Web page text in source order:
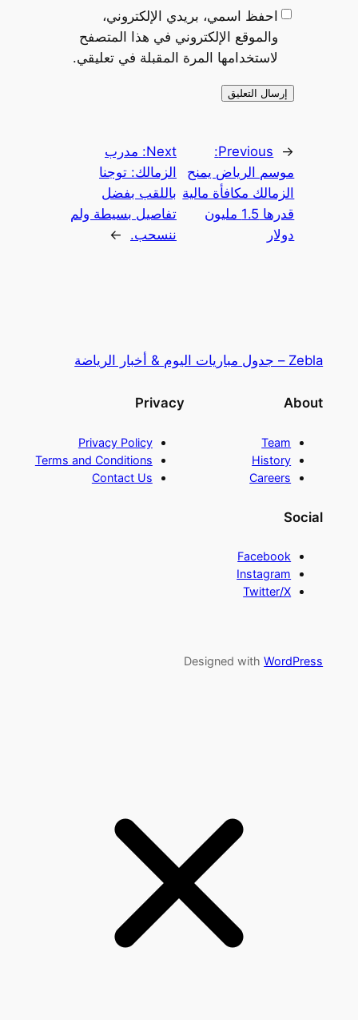
احفظ اسمي، بريدي الإلكتروني،
والموقع الإلكتروني في هذا المتصفح
لاستخدامها المرة المقبلة في تعليقي.
←
Previous:
موسم الرياض يمنح
الزمالك مكافأة مالية
قدرها 1.5 مليون
دولار
Next: مدرب
الزمالك: توجنا
باللقب بفضل
تفاصيل بسيطة ولم
ننسحب.
→
Zebla – جدول مباريات اليوم & أخبار الرياضة
About
Team
History
Careers
Privacy
Privacy Policy
Terms and Conditions
Contact Us
Social
Facebook
Instagram
Twitter/X
Designed withWordPress